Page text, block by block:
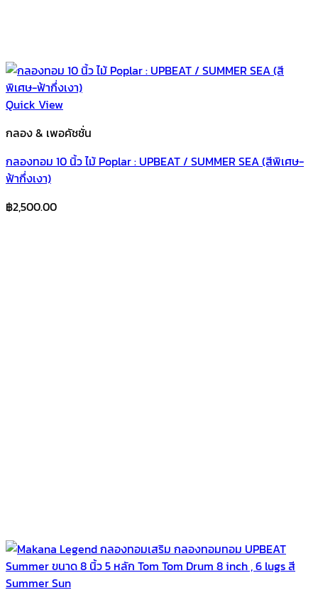
Quick View
กลอง & เพอคัชชั่น
กลองทอม 10 นิ้ว ไม้ Poplar : UPBEAT / SUMMER SEA (สีพิเศษ-
ฟ้ากึ่งเงา)
฿2,500.00